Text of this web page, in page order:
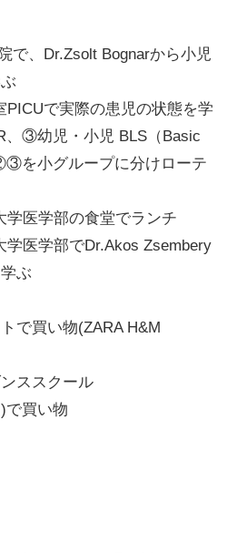
、Dr.Zsolt Bognarから小児
で実際の患児の状態を学
③幼児・小児 BLS（Basic
を小グループに分けローテ
医学部の食堂でランチ
医学部でDr.Akos Zsembery
ぶ
で買い物(ZARA H&M
ススクール
で買い物